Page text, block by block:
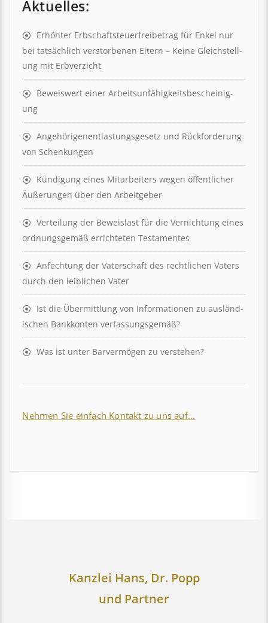
Aktuelles:
Erhöhter Erb­schaft­steuer­frei­be­trag für Enkel nur
bei tat­säch­lich ver­storb­en­en Eltern – Keine Gleich­stell­
ung mit Erb­verzicht
Beweis­wert einer Arbeits­un­fähig­keits­be­scheinig­
ung
Angehörigenent­lastungs­ge­setz und Rück­ford­er­ung
von Schenk­ung­en
Kündigung eines Mit­ar­beit­ers wegen öffent­lich­er
Äuß­er­ung­en über den Ar­beit­geber
Ver­teil­ung der Be­weis­last für die Ver­nicht­ung eines
ord­nungs­ge­mäß er­richt­et­en Test­ament­es
Anfechtung der Vaterschaft des rechtlichen Vaters
durch den leiblichen Vater
Ist die Über­mitt­lung von In­for­mat­ion­en zu aus­länd­
isch­en Bank­kont­en ver­fass­ungs­ge­mäß?
Was ist unter Barvermögen zu verstehen?
Nehmen Sie einfach Kontakt zu uns auf...
Kanzlei Hans, Dr. Popp
und Partner